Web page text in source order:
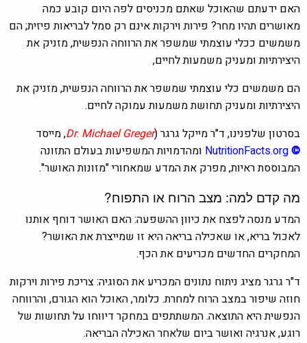
האם ידעתם שהאוכל שאתם מכניסים לפה היום קובע כמה
מאושרים תהיו מחר? פירות וירקות אינם רק סמל לבריאות פיזית; הם
משמשים ככלי עוצמתי שמשפר את הרווחה הנפשית, מזניק את
היצירתיות ומעניק משמעות לחיים,
הם משמשים כלי עוצמתי שמשפר את הרווחה הנפשית, מזניק את
היצירתיות ומעניק תחושת משמעות עמוקה לחיים.
בסרטון שלפנינו, ד"ר מייקל גרגר(
Dr.Michael Greger
,מייסד
©
NutritionFacts.orgומהדמויות המשפיעות בעולם התזונה
המבוססת ראיות, מפרק את המדע שמאחורי "מזונות האושר".
מה קדם למה: מצב הרוח או התפוח?
המדע מנסה לפצח את כיוון ההשפעה: האם האושר דוחף אותנו
לאכול בריא, או שאכילה בריאה היא זו שמייצרת את האושר?
המחקרים החדשים מכריעים את הכף.
ד"ר גרגר מציג ניתוח נתונים המכריע את הסוגיה: צריכת פירות וירקות
חוזה שיפור במצב הרוח למחרת. כלומר, האוכל הוא הגורם, והרווחה
הנפשית היא התוצאה. המשתתפים במחקר דיווחו על תחושות של
רוגע, אנרגיה ואושר ביום שלאחר האכילה הבריאה.